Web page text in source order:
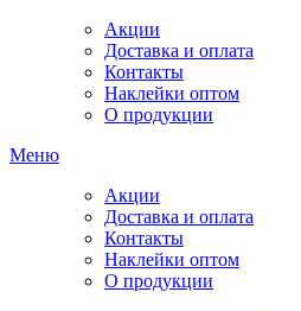
Акции
Доставка и оплата
Контакты
Наклейки оптом
О продукции
Меню
Акции
Доставка и оплата
Контакты
Наклейки оптом
О продукции